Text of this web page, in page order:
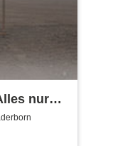
nur
2027